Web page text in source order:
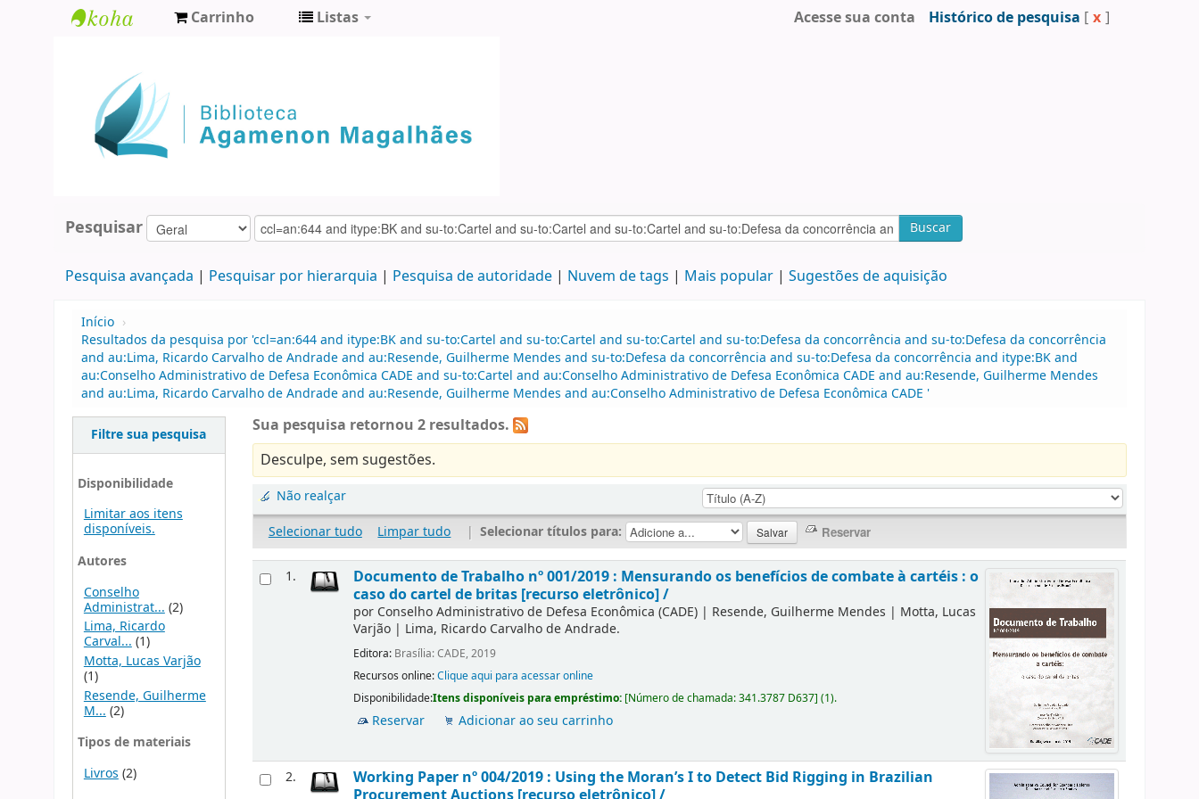
Agamenon
Magalhães
Carrinho Listas Acesse sua conta Histórico de pesquisa [ x ]
Pesquisar Buscar
Pesquisa avançada Pesquisar por hierarquia Pesquisa de autoridade Nuvem de tags Mais popular Sugestões de aquisição
Início ›
Resultados da pesquisa por 'ccl=an:644 and itype:BK and su-to:Cartel and su-to:Cartel and su-to:Cartel and su-to:Defesa da concorrência and su-to:Defesa da concorrência
and au:Lima, Ricardo Carvalho de Andrade and au:Resende, Guilherme Mendes and su-to:Defesa da concorrência and su-to:Defesa da concorrência and itype:BK and
au:Conselho Administrativo de Defesa Econômica CADE and su-to:Cartel and au:Conselho Administrativo de Defesa Econômica CADE and au:Resende, Guilherme Mendes
and au:Lima, Ricardo Carvalho de Andrade and au:Resende, Guilherme Mendes and au:Conselho Administrativo de Defesa Econômica CADE '
Filtre sua pesquisa
Disponibilidade
Limitar aos itens
disponíveis.
Autores
Conselho
Administrat... (2)
Lima, Ricardo
Carval...(1)
Motta, Lucas Varjão
(1)
Resende, Guilherme
M... (2)
Tipos de materiais
Livros (2)
Sua pesquisa retornou 2 resultados.
Desculpe, sem sugestões.
Não realçar
Selecionar tudo
Limpar tudo | Selecionar títulos para:
1.
Documento de Trabalho nº 001/2019 : Mensurando os benefícios de combate à cartéis : o
caso do cartel de britas [recurso eletrônico] /
por Conselho Administrativo de Defesa Econômica (CADE) | Resende, Guilherme Mendes | Motta, Lucas
Varjão | Lima, Ricardo Carvalho de Andrade.
Editora: Brasília: CADE, 2019
Recursos online:Clique aqui para acessar online
Disponibilidade:Itens disponíveis para empréstimo: [Número de chamada:341.3787 D637](1).
Reservar Adicionar ao seu carrinho
2.
Working Paper nº 004/2019 : Using the Moran’s I to Detect Bid Rigging in Brazilian